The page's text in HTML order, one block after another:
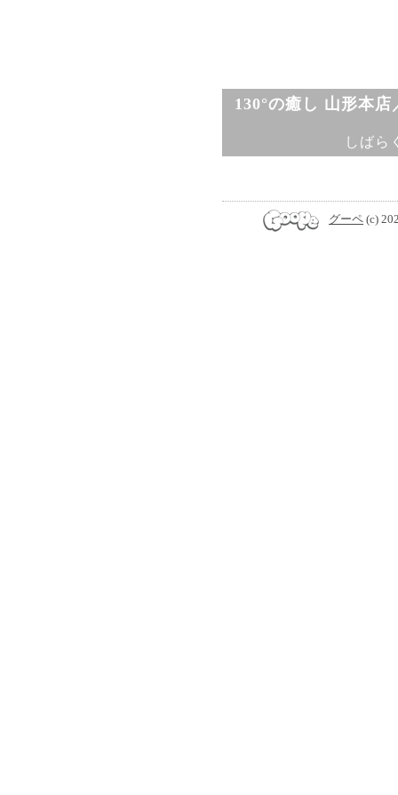
130°の癒し 山形本
しばら
グーペ (c)